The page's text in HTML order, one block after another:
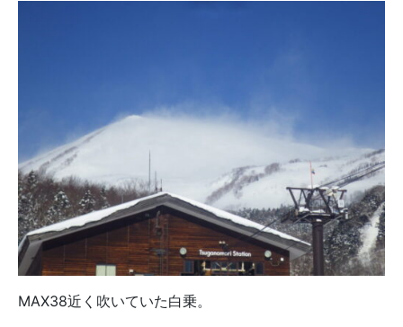
MAX38近く吹いていた白乗。